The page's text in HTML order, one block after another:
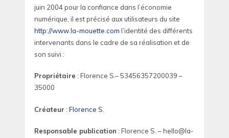
juin 2004 pour la confiance dans l’économie
numérique, il est précisé aux utilisateurs du site
http://www.la-mouette.com l’identité des différents
intervenants dans le cadre de sa réalisation et de
son suivi :
Propriétaire : Florence S.– 53456357200039 –
35000
Créateur : Florence S.
Responsable publication : Florence S. – hello@la-